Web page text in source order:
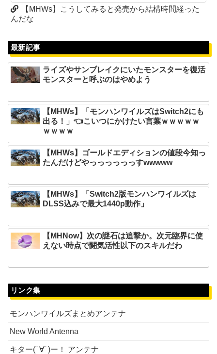
【MHWs】こうしてみると発売から結構時間経った
んだな
最新記事
ライズやサンブレイクにいたモンスターを復活
モンスターと呼ぶのはやめよう
【MHWs】「モンハンワイルズはSwitch2にも
出る！」👈こいつにかけたい言葉ｗｗｗｗｗ
ｗｗｗｗ
【MHWs】ゴールドエディションの値段今知っ
たんだけどやっっっっっっすwwwww
【MHWs】「Switch2版モンハンワイルズは
DLSS込みで最大1440p動作」
【MHNow】次の謎石は追撃か。次元臨界に使
えない時点で闘気活性以下のスキルだわ
リンク集
モンハンワイルズまとめアンテナ
New World Antenna
キター(ﾟ∀ﾟ)ー！ アンテナ